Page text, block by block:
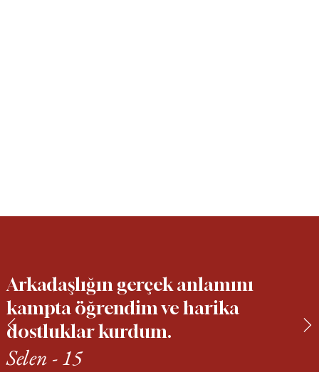
Arkadaşlığın gerçek anlamını
kampta öğrendim ve harika
dostluklar kurdum.
Selen - 15